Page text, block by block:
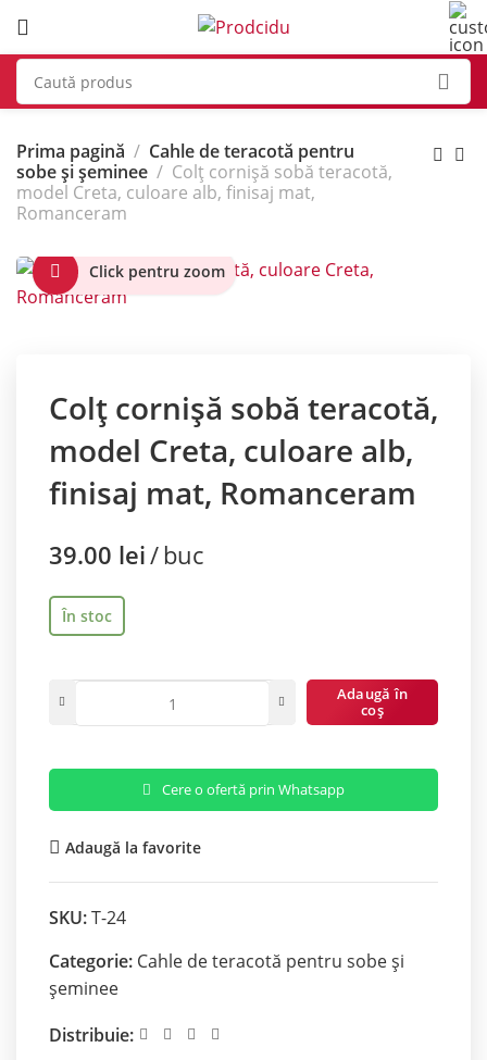
Prima pagină
Cahle de teracotă pentru
sobe și șeminee
Colț cornișă sobă teracotă,
model Creta, culoare alb, finisaj mat,
Romanceram
Click pentru zoom
Colț cornișă sobă teracotă,
model Creta, culoare alb,
finisaj mat, Romanceram
39.00 lei buc
În stoc
Adaugă în
coș
Cere o ofertă prin Whatsapp
Adaugă la favorite
SKU:T-24
Categorie: Cahle de teracotă pentru sobe și
șeminee
Distribuie: